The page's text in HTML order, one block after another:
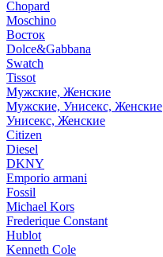
Chopard
Moschino
Восток
Dolce&Gabbana
Swatch
Tissot
Мужские, Женские
Мужские, Унисекс, Женские
Унисекс, Женские
Citizen
Diesel
DKNY
Emporio armani
Fossil
Michael Kors
Frederique Constant
Hublot
Kenneth Cole